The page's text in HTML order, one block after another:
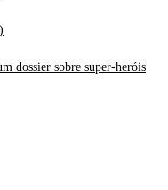
dossier sobre super-heróis